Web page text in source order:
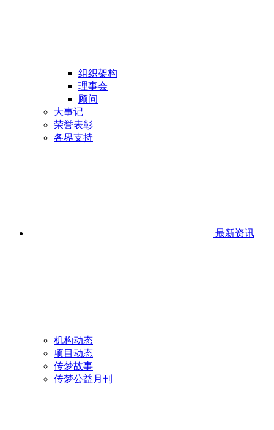
组织架构
理事会
顾问
大事记
荣誉表彰
各界支持
最新资讯
机构动态
项目动态
传梦故事
传梦公益月刊